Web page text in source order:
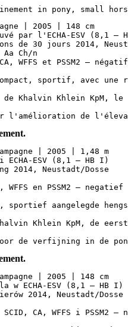
in pony, small
| 2005 | 148 cm
par l'ECHA-ESV (8,1 –
de 30 jours 2014,
Ch/n
WFFS et PSSM2 – négatif
sportif, avec
Khalvin Khlein KpM, le
l'amélioration de
| 2005 | 1,48 m
ECHA-ESV (8,1 – HB I)
2014, Neustadt/Dosse
WFFS en PSSM2 –
sportief aangelegde
Khlein KpM, de
de verfijning in de
| 2005 | 148 cm
w ECHA-ESV (8,1 – HB
2014, Neustadt/
CA, WFFS i PSSM2